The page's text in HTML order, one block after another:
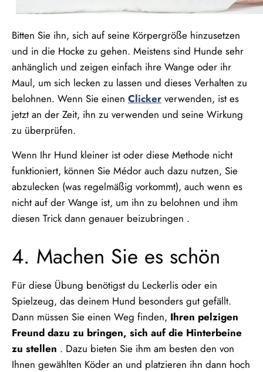
Bitten Sie ihn, sich auf seine Körpergröße hinzusetzen
und in die Hocke zu gehen. Meistens sind Hunde sehr
anhänglich und zeigen einfach ihre Wange oder ihr
Maul, um sich lecken zu lassen und dieses Verhalten zu
belohnen. Wenn Sie einen Clicker verwenden, ist es
jetzt an der Zeit, ihn zu verwenden und seine Wirkung
zu überprüfen.
Wenn Ihr Hund kleiner ist oder diese Methode nicht
funktioniert, können Sie Médor auch dazu nutzen, Sie
abzulecken (was regelmäßig vorkommt), auch wenn es
nicht auf der Wange ist, um ihn zu belohnen und ihm
diesen Trick dann genauer beizubringen .
4. Machen Sie es schön
Für diese Übung benötigst du Leckerlis oder ein
Spielzeug, das deinem Hund besonders gut gefällt.
Dann müssen Sie einen Weg finden, Ihren pelzigen
Freund dazu zu bringen, sich auf die Hinterbeine
zu stellen . Dazu bieten Sie ihm am besten den von
Ihnen gewählten Köder an und platzieren ihn dann hoch